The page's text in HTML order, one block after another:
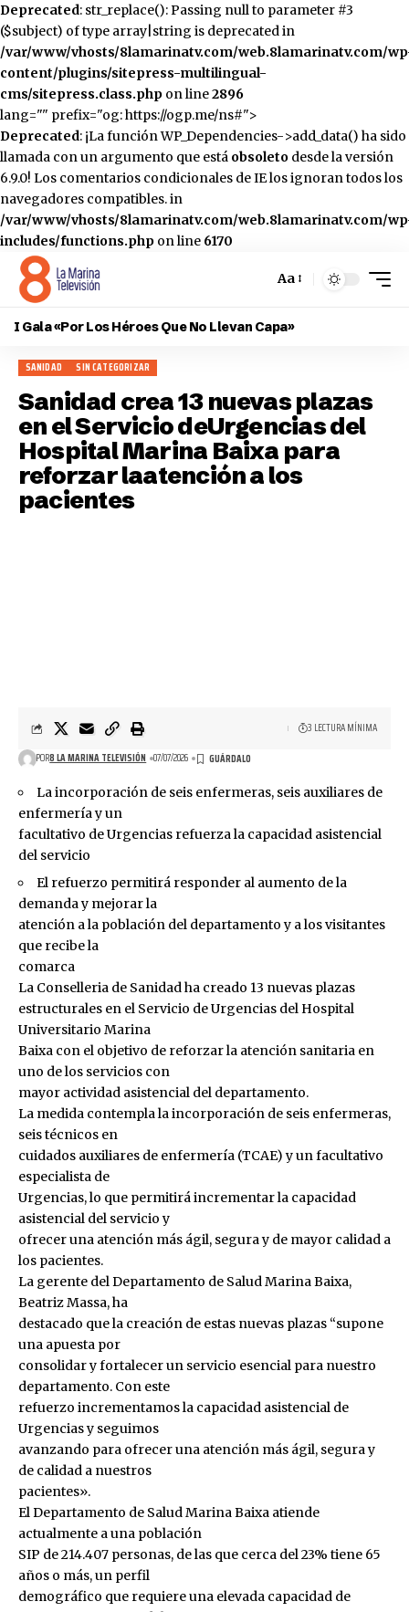
Deprecated: str_replace(): Passing null to parameter #3
($subject) of type array|string is deprecated in
/var/www/vhosts/8lamarinatv.com/web.8lamarinatv.com/
content/plugins/sitepress-multilingual-
cms/sitepress.class.php on line2896
lang="" prefix="og: https://ogp.me/ns#">
Deprecated: ¡La función WP_Dependencies->add_data() ha sido
llamada con un argumento que está obsoleto desde la versión
6.9.0! Los comentarios condicionales de IE los ignoran todos los
navegadores compatibles. in
/var/www/vhosts/8lamarinatv.com/web.8lamarinatv.com/
includes/functions.php on line 6170
Cambiar
tamaño
fuente
Aa
I Gala «Por Los Héroes Que No Llevan Capa»
SANIDAD SIN CATEGORIZAR
Sanidad crea 13 nuevas plazas
en el Servicio deUrgencias del
Hospital Marina Baixa para
reforzar laatención a los
pacientes
POR8 LA MARINA TELEVISIÓN 07/07/2026
3 LECTURA MÍNIMA
La incorporación de seis enfermeras, seis auxiliares de
enfermería y un
facultativo de Urgencias refuerza la capacidad asistencial
del servicio
El refuerzo permitirá responder al aumento de la
demanda y mejorar la
atención a la población del departamento y a los visitantes
que recibe la
comarca
La Conselleria de Sanidad ha creado 13 nuevas plazas
estructurales en el Servicio de Urgencias del Hospital
Universitario Marina
Baixa con el objetivo de reforzar la atención sanitaria en
uno de los servicios con
mayor actividad asistencial del departamento.
La medida contempla la incorporación de seis enfermeras,
seis técnicos en
cuidados auxiliares de enfermería (TCAE) y un facultativo
especialista de
Urgencias, lo que permitirá incrementar la capacidad
asistencial del servicio y
ofrecer una atención más ágil, segura y de mayor calidad a
los pacientes.
La gerente del Departamento de Salud Marina Baixa,
Beatriz Massa, ha
destacado que la creación de estas nuevas plazas “supone
una apuesta por
consolidar y fortalecer un servicio esencial para nuestro
departamento. Con este
refuerzo incrementamos la capacidad asistencial de
Urgencias y seguimos
avanzando para ofrecer una atención más ágil, segura y
de calidad a nuestros
pacientes».
El Departamento de Salud Marina Baixa atiende
actualmente a una población
SIP de 214.407 personas, de las que cerca del 23% tiene 65
años o más, un perfil
demográfico que requiere una elevada capacidad de